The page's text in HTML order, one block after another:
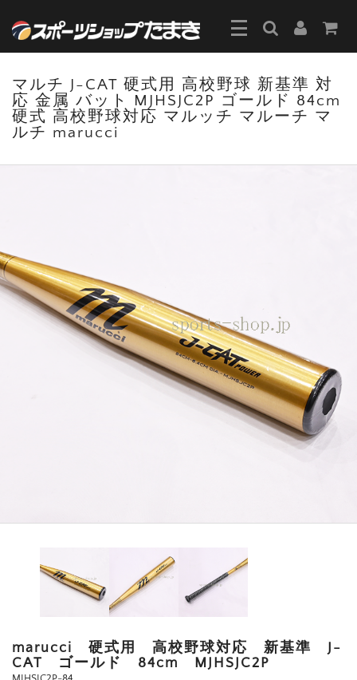
マルチ J-CAT 硬式用 高校野球 新基準 対
応 金属 バット MJHSJC2P ゴールド 84cm
硬式 高校野球対応 マルッチ マルーチ マ
ルチ marucci
marucci 硬式用 高校野球対応 新基準 J-
CAT ゴールド 84cm MJHSJC2P